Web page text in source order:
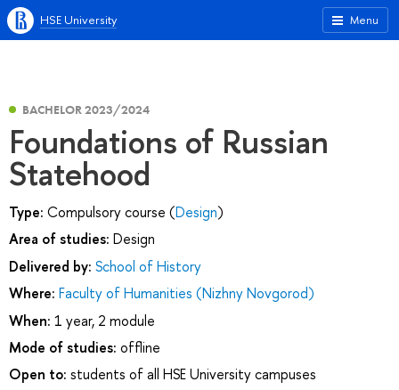
Menu
HSE University
BACHELOR 2023/2024
Foundations of Russian
Statehood
Type: Compulsory course (Design)
Area of studies: Design
Delivered by: School of History
Where: Faculty of Humanities (Nizhny Novgorod)
When: 1 year, 2 module
Mode of studies: offline
Open to: students of all HSE University campuses